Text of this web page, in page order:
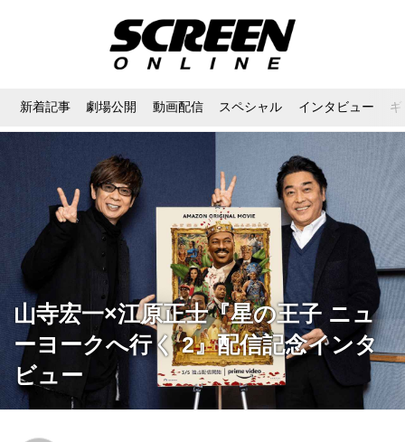
新着記事 劇場公開 動画配信 スペシャル インタビュー
山寺宏一×江原正士『星の王子 ニュ
ーヨークへ行く 2』配信記念インタ
ビュー